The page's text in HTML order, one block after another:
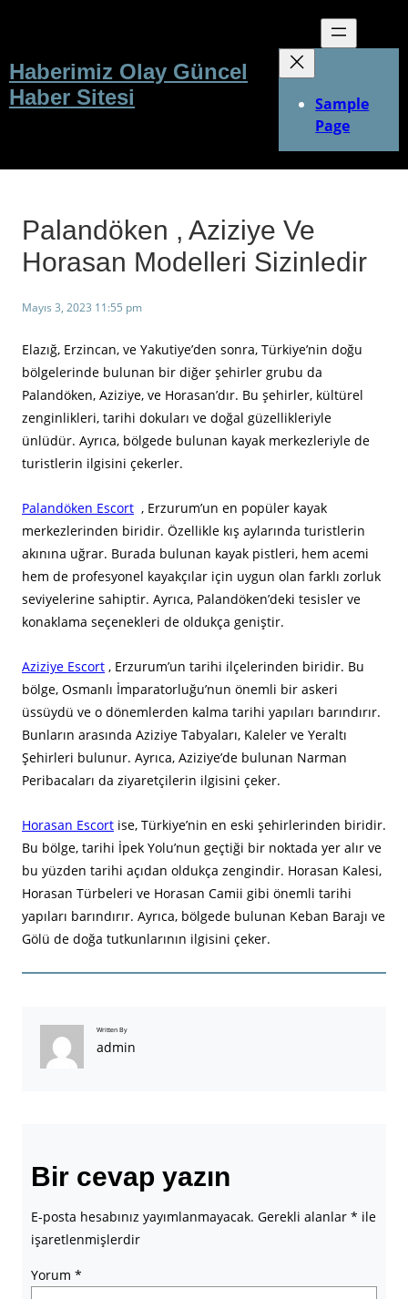
Haberimiz Olay Güncel
Haber Sitesi
Sample
Page
Palandöken , Aziziye Ve
Horasan Modelleri Sizinledir
Mayıs 3, 2023 11:55 pm
Elazığ, Erzincan, ve Yakutiye’den sonra, Türkiye’nin doğu
bölgelerinde bulunan bir diğer şehirler grubu da
Palandöken, Aziziye, ve Horasan’dır. Bu şehirler, kültürel
zenginlikleri, tarihi dokuları ve doğal güzellikleriyle
ünlüdür. Ayrıca, bölgede bulunan kayak merkezleriyle de
turistlerin ilgisini çekerler.
Palandöken Escort , Erzurum’un en popüler kayak
merkezlerinden biridir. Özellikle kış aylarında turistlerin
akınına uğrar. Burada bulunan kayak pistleri, hem acemi
hem de profesyonel kayakçılar için uygun olan farklı zorluk
seviyelerine sahiptir. Ayrıca, Palandöken’deki tesisler ve
konaklama seçenekleri de oldukça geniştir.
Aziziye Escort , Erzurum’un tarihi ilçelerinden biridir. Bu
bölge, Osmanlı İmparatorluğu’nun önemli bir askeri
üssüydü ve o dönemlerden kalma tarihi yapıları barındırır.
Bunların arasında Aziziye Tabyaları, Kaleler ve Yeraltı
Şehirleri bulunur. Ayrıca, Aziziye’de bulunan Narman
Peribacaları da ziyaretçilerin ilgisini çeker.
Horasan Escort ise, Türkiye’nin en eski şehirlerinden biridir.
Bu bölge, tarihi İpek Yolu’nun geçtiği bir noktada yer alır ve
bu yüzden tarihi açıdan oldukça zengindir. Horasan Kalesi,
Horasan Türbeleri ve Horasan Camii gibi önemli tarihi
yapıları barındırır. Ayrıca, bölgede bulunan Keban Barajı ve
Gölü de doğa tutkunlarının ilgisini çeker.
Written By
admin
Bir cevap yazın
E-posta hesabınız yayımlanmayacak. Gerekli alanlar * ile
işaretlenmişlerdir
Yorum *